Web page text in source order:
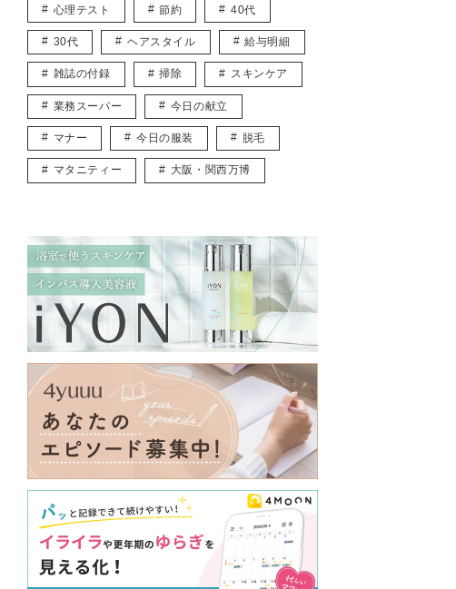
心理テスト 節約 40代
30代 ヘアスタイル 給与明細
雑誌の付録 掃除 スキンケア
業務スーパー 今日の献立
マナー 今日の服装 脱毛
マタニティー 大阪・関西万博